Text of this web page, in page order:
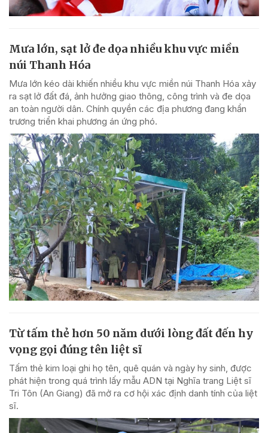
Mưa lớn, sạt lở đe dọa nhiều khu vực miền
núi Thanh Hóa
Mưa lớn kéo dài khiến nhiều khu vực miền núi Thanh Hóa xảy
ra sạt lở đất đá, ảnh hưởng giao thông, công trình và đe dọa
an toàn người dân. Chính quyền các địa phương đang khẩn
trương triển khai phương án ứng phó.
Từ tấm thẻ hơn 50 năm dưới lòng đất đến hy
vọng gọi đúng tên liệt sĩ
Tấm thẻ kim loại ghi họ tên, quê quán và ngày hy sinh, được
phát hiện trong quá trình lấy mẫu ADN tại Nghĩa trang Liệt sĩ
Tri Tôn (An Giang) đã mở ra cơ hội xác định danh tính của liệt
sĩ.